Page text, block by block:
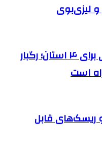
لیزی‌بوی
هشدار نارنجی هواشناسی برای ۴ استان؛ رگبار
است
و ریسک‌های قابل